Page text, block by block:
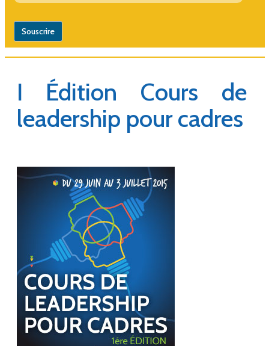
I Édition Cours de
leadership pour cadres